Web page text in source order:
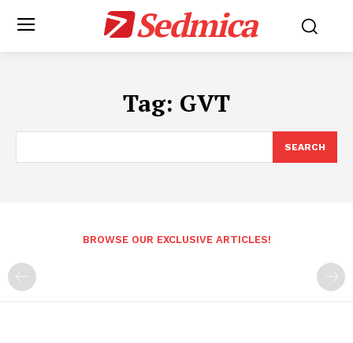
Sedmica
Tag: GVT
SEARCH
BROWSE OUR EXCLUSIVE ARTICLES!